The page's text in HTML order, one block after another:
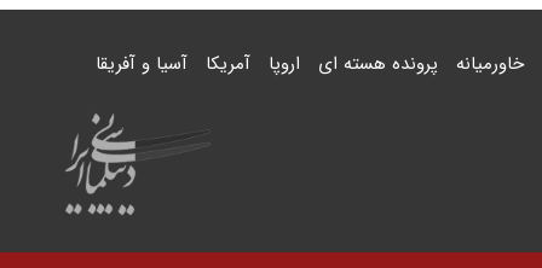
خاورمیانه پرونده هسته ای اروپا آمریکا آسیا و آفریقا